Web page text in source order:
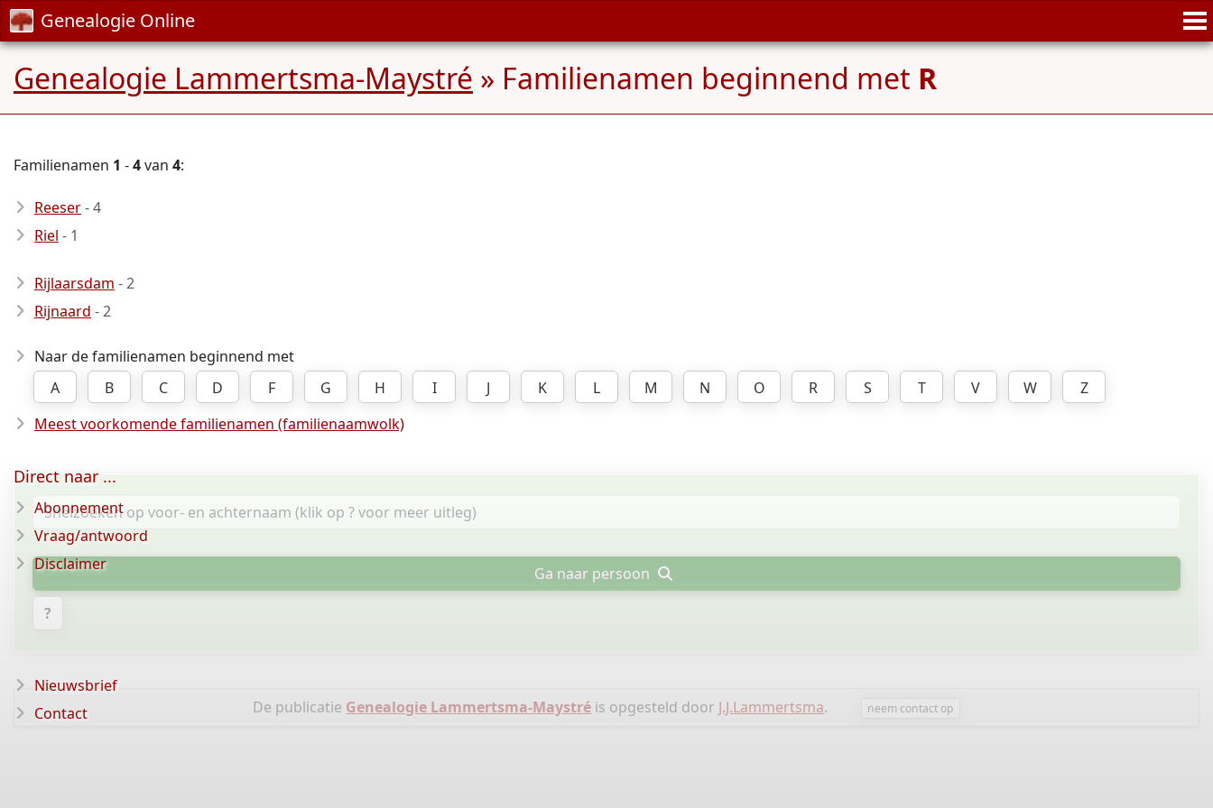
Genealogie Online
Genealogie Lammertsma-Maystré » Familienamen beginnend met R
Familienamen 1 -4van 4:
Reeser- 4
Riel - 1
Rijlaarsdam - 2
Rijnaard - 2
Naar de familienamen beginnend met
A
B C D F G H I J K L M N O R S T V W
Z
Meest voorkomende familienamen (familienaamwolk)
Ga naar persoon
?
De publicatie Genealogie Lammertsma-Maystré is opgesteld door J.J.Lammertsma. neem contact op
Direct naar ...
Abonnement
Vraag/antwoord
Disclaimer
Nieuwsbrief
Contact